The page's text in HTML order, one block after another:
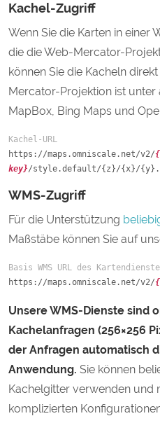
Kachel-Zugriff
Wenn Sie die Karten in einer
die die Web-Mercator-
können Sie die Kacheln
Mercator-Projektion ist
MapBox, Bing Maps und
Kachel-URL
https://maps.omniscale.net/v2/
key}/style.default/{z}/{x}/
WMS-Zugriff
Für die Unterstützung
Maßstäbe können Sie auf
Basis WMS URL des
https://maps.omniscale.net/v2/
Unsere WMS-Dienste sind
Kachelanfragen (256×256
der Anfragen automatisch
Anwendung. Sie können
Kachelgitter verwenden und
komplizierten